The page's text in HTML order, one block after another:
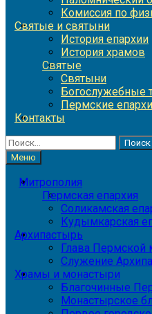
Комиссия по
Святые и святыни
История епархии
История храмов
Святые
Святыни
Богослужебные
Пермские
Контакты
Найти:
Меню
Митрополия
Пермская епархия
Соликамская
Кудымкарская
Архипастырь
Глава Пермской
Служение
Храмы и монастыри
Благочинные
Монастырское